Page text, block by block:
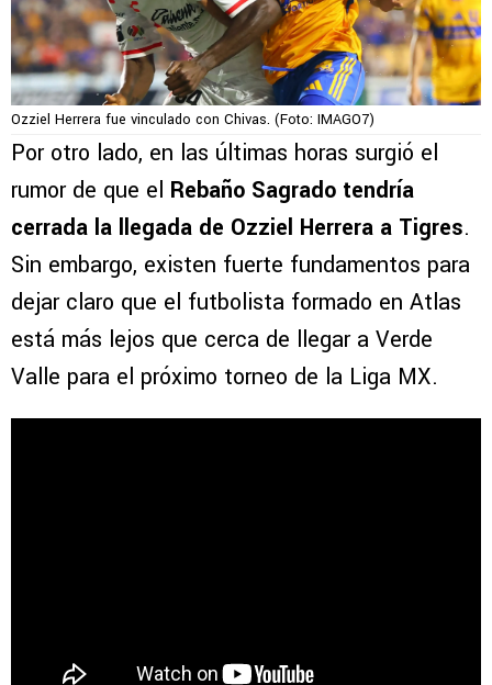
Ozziel Herrera fue vinculado con Chivas. (Foto: IMAGO7)
Por otro lado, en las últimas horas surgió el
rumor de que el Rebaño Sagrado tendría
cerrada la llegada de Ozziel Herrera a Tigres.
Sin embargo, existen fuerte fundamentos para
dejar claro que el futbolista formado en Atlas
está más lejos que cerca de llegar a Verde
Valle para el próximo torneo de la Liga MX.